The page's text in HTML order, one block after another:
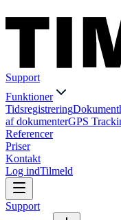
Support
Funktioner
Tidsregistrering
af dokumenterGPS
Referencer
Priser
Kontakt
Log indTilmeld
Support